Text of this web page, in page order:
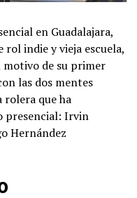
en Guadalajara,
rol indie y vieja escuela,
motivo de su primer
las dos mentes
rolera que ha
presencial: Irvin
Hernández